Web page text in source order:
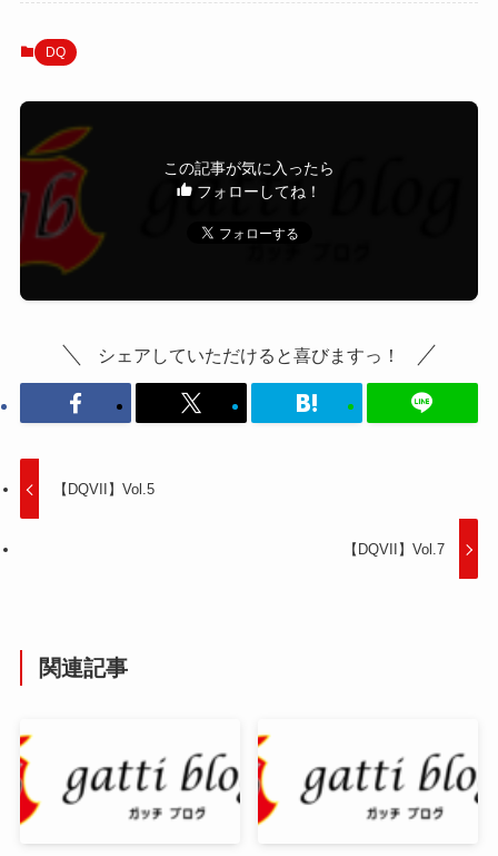
DQ
この記事が気に入ったら
フォローしてね！
シェアしていただけると喜びますっ！
【DQVII】Vol.5
【DQVII】Vol.7
関連記事